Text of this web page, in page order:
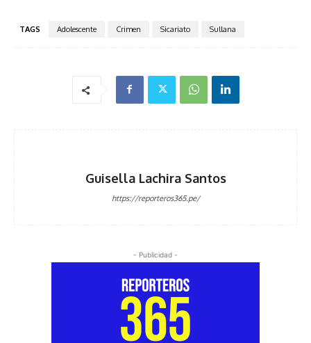
TAGS Adolescente Crimen Sicariato Sullana
Guisella Lachira Santos
https://reporteros365.pe/
- Publicidad -